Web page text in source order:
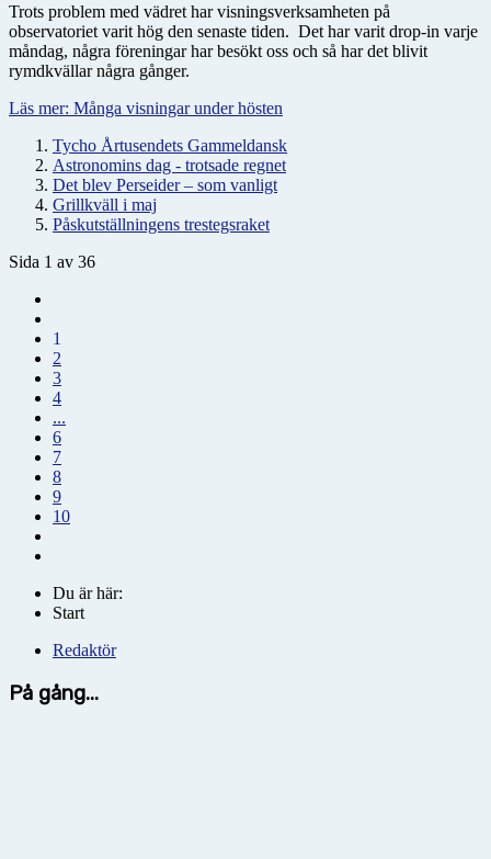
Trots problem med vädret har visningsverksamheten på
observatoriet varit hög den senaste tiden. Det har varit drop-in varje
måndag, några föreningar har besökt oss och så har det blivit
rymdkvällar några gånger.
Läs mer: Många visningar under hösten
Tycho Årtusendets Gammeldansk
Astronomins dag - trotsade regnet
Det blev Perseider – som vanligt
Grillkväll i maj
Påskutställningens trestegsraket
Sida 1 av 36
1
2
3
4
...
6
7
8
9
10
Du är här:
Start
Redaktör
På gång...